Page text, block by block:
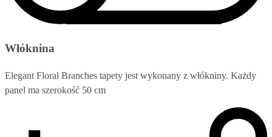
Włóknina
Elegant Floral Branches tapety jest wykonany z włókniny. Każdy
panel ma szerokość 50 cm